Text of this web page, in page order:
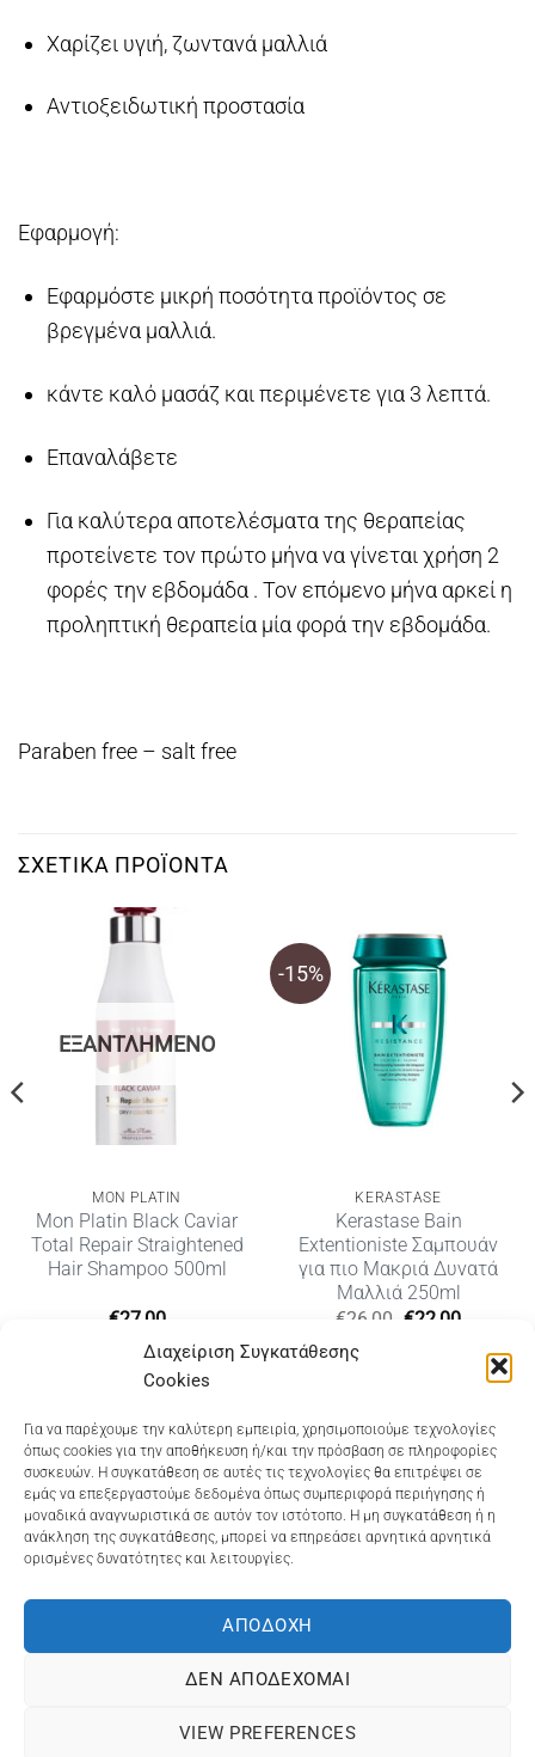
Διαχείριση Συγκατάθεσης
Cookies
Για να παρέχουμε την καλύτερη εμπειρία, χρησιμοποιούμε τεχνολογίες
όπως cookies για την αποθήκευση ή/και την πρόσβαση σε πληροφορίες
συσκευών. Η συγκατάθεση σε αυτές τις τεχνολογίες θα επιτρέψει σε
εμάς να επεξεργαστούμε δεδομένα όπως συμπεριφορά περιήγησης ή
μοναδικά αναγνωριστικά σε αυτόν τον ιστότοπο. Η μη συγκατάθεση ή η
ανάκληση της συγκατάθεσης, μπορεί να επηρεάσει αρνητικά αρνητικά
ορισμένες δυνατότητες και λειτουργίες.
ΑΠΟΔΟΧΉ
ΔΕΝ ΑΠΟΔΈΧΟΜΑΙ
VIEW PREFERENCES
Χαρίζει υγιή, ζωντανά μαλλιά
Αντιοξειδωτική προστασία
Εφαρμογή:
Εφαρμόστε μικρή ποσότητα προϊόντος σε
βρεγμένα μαλλιά.
κάντε καλό μασάζ και περιμένετε για 3 λεπτά.
Επαναλάβετε
Για καλύτερα αποτελέσματα της θεραπείας
προτείνετε τον πρώτο μήνα να γίνεται χρήση 2
φορές την εβδομάδα . Τον επόμενο μήνα αρκεί η
προληπτική θεραπεία μία φορά την εβδομάδα.
Paraben free – salt free
ΣΧΕΤΙΚΆ ΠΡΟΪΌΝΤΑ
ΕΞΑΝΤΛΗΜΈΝΟ
MON PLATIN
Mon Platin Black Caviar
Total Repair Straightened
Hair Shampoo 500ml
€27,00
-15%
KERASTASE
Kerastase Bain
Extentioniste Σαμπουάν
για πιο Μακριά Δυνατά
Μαλλιά 250ml
€26,00 Original
€22,00Η
τιμή
είναι:
€22,00.
Dioni Hair Care, Ζυμβρακάκηδων 33, τηλ 28210
91906
Dioni Hair Spa, Κ. Σφακιανάκη 5, τηλ 28210 94712
On
Delivery
ΤΡΟΠΟΙ ΠΛΗΡΩΜΗΣ
ΠΟΛΙΤΙΚΉ ΕΠΙΣΤΡΟΦΏΝ
ΠΟΛΙΤΙΚΉ ΑΠΟΡΡΉΤΟΥ – COOKIES (ΕΕ)
. Powered byOCS eShop Development